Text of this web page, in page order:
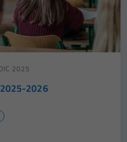
2025
2026